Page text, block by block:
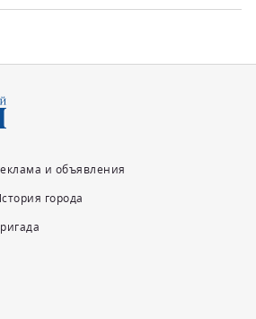
и объявления
города